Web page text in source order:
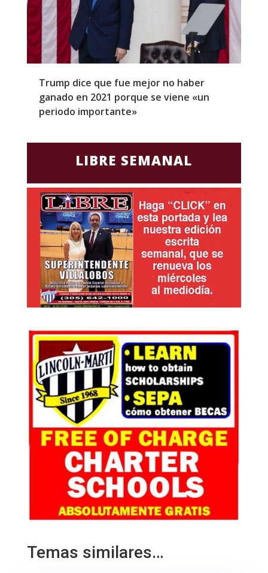
Trump dice que fue mejor no haber
ganado en 2021 porque se viene «un
periodo importante»
LIBRE SEMANAL
Temas similares…